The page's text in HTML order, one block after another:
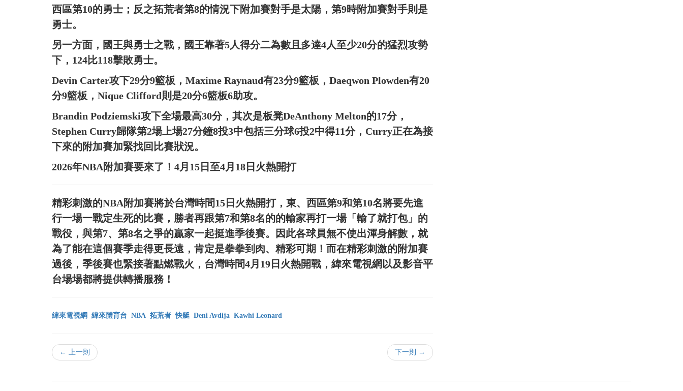
西區第10的勇士；反之拓荒者第8的情況下附加賽對手是太陽，第9時附加賽對手則是
勇士。
另一方面，國王與勇士之戰，國王靠著5人得分二為數且多達4人至少20分的猛烈攻勢
下，124比118擊敗勇士。
Devin Carter攻下29分9籃板，Maxime Raynaud有23分9籃板，Daeqwon Plowden有20
分9籃板，Nique Clifford則是20分6籃板6助攻。
Brandin Podziemski攻下全場最高30分，其次是板凳DeAnthony Melton的17分，
Stephen Curry歸隊第2場上場27分鐘8投3中包括三分球6投2中得11分，Curry正在為接
下來的附加賽加緊找回比賽狀況。
2026年NBA附加賽要來了！4月15日至4月18日火熱開打
精彩刺激的NBA附加賽將於台灣時間15日火熱開打，東、西區第9和第10名將要先進
行一場一戰定生死的比賽，勝者再跟第7和第8名的的輸家再打一場「輸了就打包」的
戰役，與第7、第8名之爭的贏家一起挺進季後賽。因此各球員無不使出渾身解數，就
為了能在這個賽季走得更長遠，肯定是拳拳到肉、精彩可期！而在精彩刺激的附加賽
過後，季後賽也緊接著點燃戰火，台灣時間4月19日火熱開戰，緯來電視網以及影音平
台場場都將提供轉播服務！
緯來電視網 緯來體育台 NBA 拓荒者 快艇 Deni Avdija Kawhi Leonard
← 上一則 下一則 →